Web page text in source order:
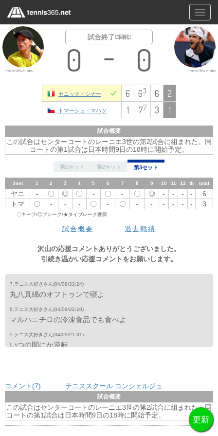
試合終了[ 3回戦 ]
0 0
Images:Getty Images Images:Getty Images
ヤニック・シナー 6 63 6 2
トマーシュ・マハツ 1 77 3 1
試合概要
この試合はセンターコートのレーニエ3世の第2試合に組まれた。同
コートの第1試合は日本時間9日の18時に開始予定。
第1セット 第2セット 第3セット
1set 3 4 7 9 11 12 tb total
ヤニ ◎ 〇 ◎ 〇 〇 ◎ - - -
6
トマ
- - - - - 1
2 5 8 10 tb total
ニ
〇 - 〇 - - - - ◎ 〇 ◎ 〇 - -
6
ト
- 〇 - 〇 ◎ 〇
3set 1 2 3 4 5 6 7 8 9 10 11 12 tb total
ヤニ - 〇 ◎ 〇 - 〇 - 〇 ◎ - - - -
6
トマ
〇 - - - 〇 - 〇 - - - - - - 3
〇キープ/◎ブレーク/★タイブレーク獲得
試合概要 過去戦績
沢山の応援コメントありがとうございました。
引続き温かい応援コメントをお願いします。
7.テニス大好きさん (04/09/22:24)
丸八真綿のオフトゥンで寝よ
6.テニス大好きさん (04/09/22:10)
マルハニチロの冷凍食品でも食べよ
5.テニス大好きさん (04/09/21:31)
いつの間にか逆転
3.テニス大好きさん (04/09/18:10)
2.テニス大好きさん (04/09/18:07)
なごや、今日もこーこく伸ばしよろしく！
コメント(7) テニススクール コンシェルジュ
試合概要
この試合はセンターコートのレーニエ3世の第2試合に組まれた。同
コートの第1試合は日本時間9日の18時に開始予定。